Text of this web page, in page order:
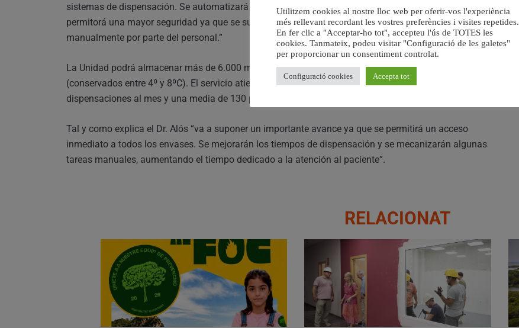
sistemas de dispensación. Se automatizará el tradicional sistema de almacenamiento de fármacos y
permitorá una mayor seguridad ya que se sustituirán las labores que hasta ahora se hacían
manualmente por parte del personal.”
La Unidad podrá almacenar más de 6.000 medicamentos a temperatura ambiente y 1.500 termoábiles
(conservados entre 4º y 8ºC). El servicio atiende más de 6.000 pacientes, con alrededor de 4.150
dispensaciones al mes y una media de 130 pacientes al día.
Tal y como explica el Dr. Alós “va a suponer un importante avance ya que se permitirá un acceso
inmediato a todos los envases. Se mejorarán los tiempos de dispensación y se mecanizarán algunas
tareas manuales, aumentando el tiempo dedicado a la atención al paciente”.
RELACIONAT
Utilitzem cookies al nostre lloc web per oferir-vos l'experiència
més rellevant recordant les vostres preferències i visites repetides.
En fer clic a "Acceptar-ho tot", accepteu l'ús de TOTES les
cookies. Tanmateix, podeu visitar "Configuració de les galetes"
per proporcionar un consentiment controlat.
Configuració cookies Accepta tot